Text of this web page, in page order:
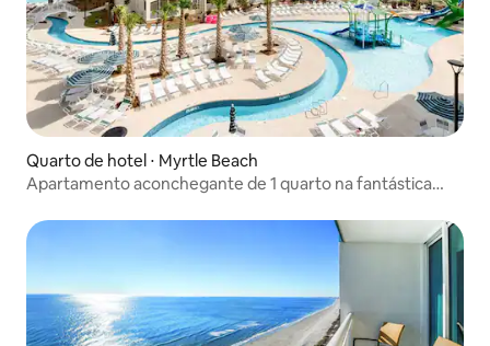
Quarto de hotel ⋅ Myrtle Beach
Apartamento aconchegante de 1 quarto na fantástica